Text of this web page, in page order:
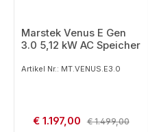
Marstek Venus E Gen
3.0 5,12 kW AC Speicher
Artikel Nr.: MT.VENUS.E3.0
Verkaufspreis:
€ 1.197,00 Regulärer Preis:
€ 1.499,00